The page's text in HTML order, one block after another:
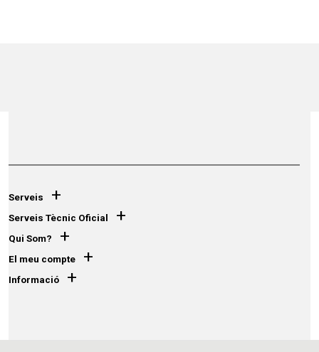
Serveis +
Serveis Tècnic Oficial +
Qui Som? +
El meu compte +
Informació +